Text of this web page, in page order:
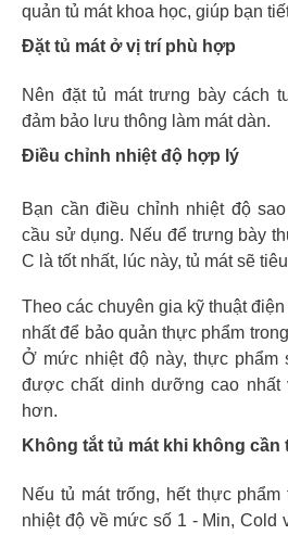
quản tủ mát khoa học, giúp bạn
Đặt tủ mát ở vị trí phù hợp
Nên đặt tủ mát trưng bày cách
đảm bảo lưu thông làm mát dàn.
Điều chỉnh nhiệt độ hợp lý
Bạn cần điều chỉnh nhiệt độ
cầu sử dụng. Nếu để trưng bày
C là tốt nhất, lúc này, tủ mát sẽ
Theo các chuyên gia kỹ thuật
nhất để bảo quản thực phẩm
Ở mức nhiệt độ này, thực
được chất dinh dưỡng cao nhất
hơn.
Không tắt tủ mát khi không cần
Nếu tủ mát trống, hết thực
nhiệt độ về mức số 1 - Min, Cold